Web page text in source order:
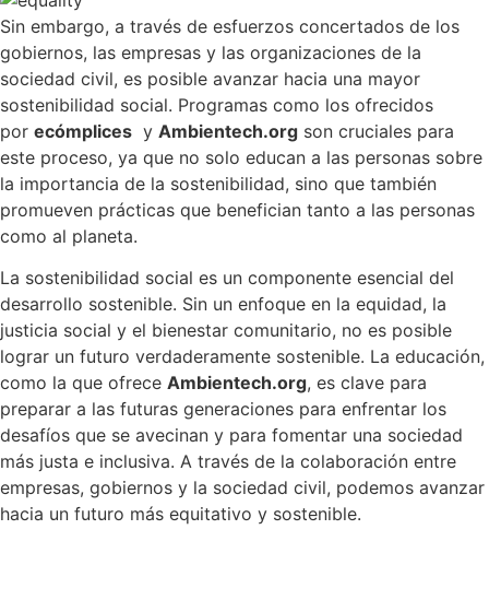
Sin embargo, a través de esfuerzos concertados de los
gobiernos, las empresas y las organizaciones de la
sociedad civil, es posible avanzar hacia una mayor
sostenibilidad social. Programas como los ofrecidos
por ecómplices y Ambientech.org son cruciales para
este proceso, ya que no solo educan a las personas sobre
la importancia de la sostenibilidad, sino que también
promueven prácticas que benefician tanto a las personas
como al planeta.
La sostenibilidad social es un componente esencial del
desarrollo sostenible. Sin un enfoque en la equidad, la
justicia social y el bienestar comunitario, no es posible
lograr un futuro verdaderamente sostenible. La educación,
como la que ofrece Ambientech.org, es clave para
preparar a las futuras generaciones para enfrentar los
desafíos que se avecinan y para fomentar una sociedad
más justa e inclusiva. A través de la colaboración entre
empresas, gobiernos y la sociedad civil, podemos avanzar
hacia un futuro más equitativo y sostenible.